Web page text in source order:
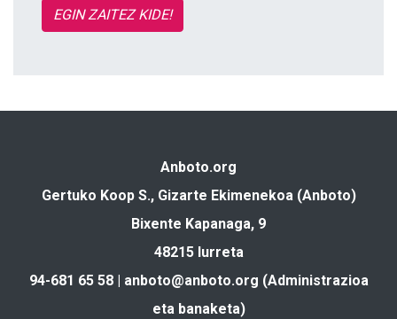
EGIN ZAITEZ KIDE!
Anboto.org
Gertuko Koop S., Gizarte Ekimenekoa (Anboto)
Bixente Kapanaga, 9
48215 Iurreta
94-681 65 58 | anboto@anboto.org (Administrazioa
eta banaketa)